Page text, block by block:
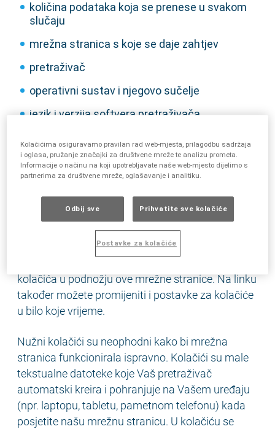
količina podataka koja se prenese u svakom
slučaju
mrežna stranica s koje se daje zahtjev
pretraživač
operativni sustav i njegovo sučelje
jezik i verzija softvera pretraživača
Podaci se pohranjuju tijekom razdoblja od sedam
dana, a zatim automatski brišu.
Upotreba kolačića
Detaljne informacije o „kolačićima“ koje
kolačića u podnožju ove mrežne stranice. Na linku
također možete promijeniti i postavke za kolačiće
u bilo koje vrijeme.
Nužni kolačići su neophodni kako bi mrežna
stranica funkcionirala ispravno. Kolačići su male
tekstualne datoteke koje Vaš pretraživač
automatski kreira i pohranjuje na Vašem uređaju
(npr. laptopu, tabletu, pametnom telefonu) kada
posjetite našu mrežnu stranicu. U kolačiću se
Kolačićima osiguravamo pravilan rad web-mjesta, prilagodbu sadržaja
i oglasa, pružanje značajki za društvene mreže te analizu prometa.
Informacije o načinu na koji upotrebljavate naše web-mjesto dijelimo s
partnerima za društvene mreže, oglašavanje i analitiku.
Odbij sve Prihvatite sve kolačiće
Postavke za kolačiće